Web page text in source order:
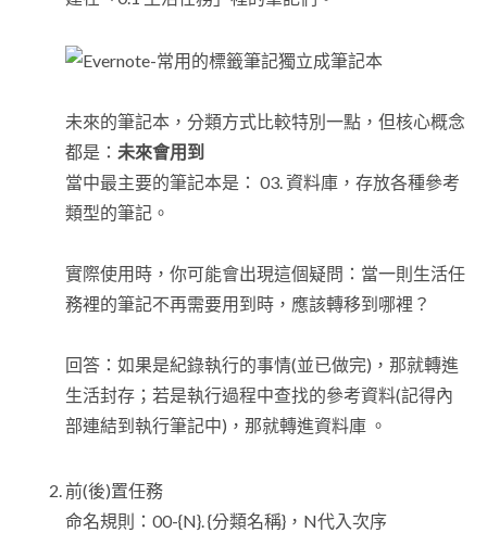
未來的筆記本，分類方式比較特別一點，但核心概念
都是： 未來會用到
當中最主要的筆記本是： 03. 資料庫，存放各種參考
類型的筆記。
實際使用時，你可能會出現這個疑問：當一則生活任
務裡的筆記不再需要用到時，應該轉移到哪裡？
回答：如果是紀錄執行的事情(並已做完)，那就轉進
生活封存；若是執行過程中查找的參考資料(記得內
部連結到執行筆記中)，那就轉進資料庫 。
前(後)置任務
命名規則：00-{N}. {分類名稱}，N代入次序